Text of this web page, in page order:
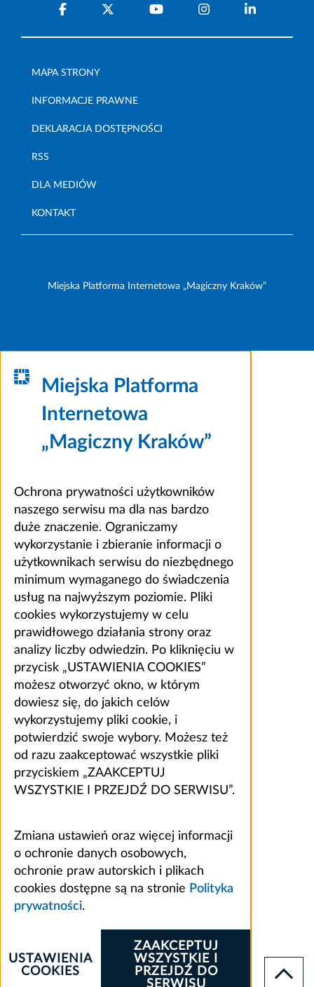
MAPA STRONY
INFORMACJE PRAWNE
DEKLARACJA DOSTĘPNOŚCI
RSS
DLA MEDIÓW
KONTAKT
Miejska Platforma Internetowa „Magiczny Kraków”
Miejska Platforma
Internetowa
„Magiczny Kraków”
Ochrona prywatności użytkowników
naszego serwisu ma dla nas bardzo
duże znaczenie. Ograniczamy
wykorzystanie i zbieranie informacji o
użytkownikach serwisu do niezbędnego
minimum wymaganego do świadczenia
usług na najwyższym poziomie. Pliki
cookies wykorzystujemy w celu
prawidłowego działania strony oraz
analizy liczby odwiedzin. Po kliknięciu w
przycisk „USTAWIENIA COOKIES”
możesz otworzyć okno, w którym
dowiesz się, do jakich celów
wykorzystujemy pliki cookie, i
potwierdzić swoje wybory. Możesz też
od razu zaakceptować wszystkie pliki
przyciskiem „ZAAKCEPTUJ
WSZYSTKIE I PRZEJDŹ DO SERWISU”.
Zmiana ustawień oraz więcej informacji
o ochronie danych osobowych,
ochronie praw autorskich i plikach
cookies dostępne są na stronie Polityka
prywatności.
ZAAKCEPTUJ
WSZYSTKIE I
PRZEJDŹ DO
SERWISU
USTAWIENIA
COOKIES